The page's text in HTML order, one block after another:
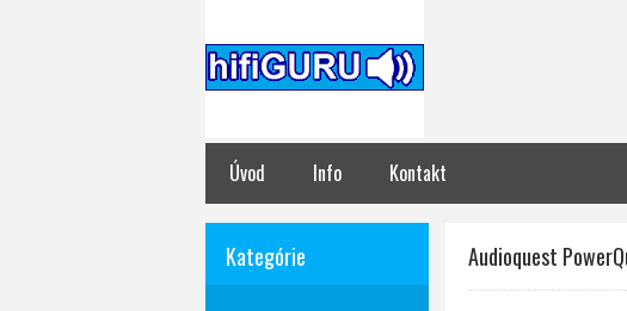
Úvod Info Kontakt
Kategórie Audioquest